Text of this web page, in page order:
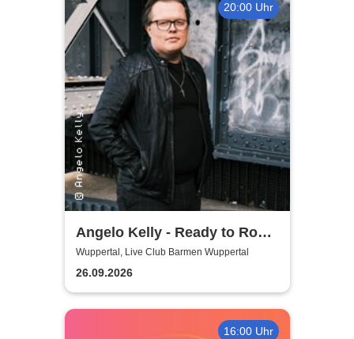
20:00 Uhr
Angelo Kelly - Ready to Rock
- Tour 2026
Wuppertal, Live Club Barmen Wuppertal
26.09.2026
16:00 Uhr